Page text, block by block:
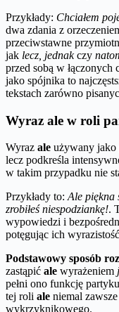
Przykłady: Chciałem
dwa zdania z
przeciwstawne
jak lecz, jednakczy
przed sobą w łączonych
jako spójnika to
tekstach zarówno
Wyraz ale w roli
Wyraz ale używany jako
lecz podkreśla
w takim przypadku nie
Przykłady to: Ale piękna
zrobiłeś niespodziankę!.
wypowiedzi i
potęgując ich
Podstawowy sposób
zastąpić ale wyrażeniem
pełni ono funkcję
tej roli ale niemal
wykrzyknikowego.